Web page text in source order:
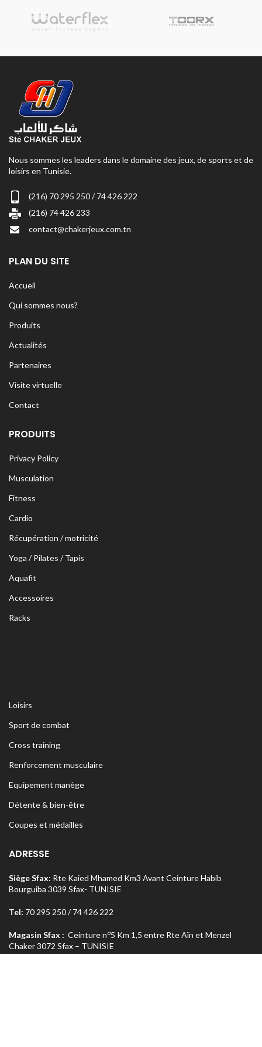
Nous sommes les leaders dans le domaine des jeux, de sports et de
loisirs en Tunisie.
(216) 70 295 250 / 74 426 222
(216) 74 426 233
contact@chakerjeux.com.tn
PLAN DU SITE
Accueil
Qui sommes nous?
Produits
Actualités
Partenaires
Visite virtuelle
Contact
PRODUITS
Privacy Policy
Musculation
Fitness
Cardio
Récupération / motricité
Yoga / Pilates / Tapis
Aquafit
Accessoires
Racks
Loisirs
Sport de combat
Cross training
Renforcement musculaire
Equipement manège
Détente & bien-être
Coupes et médailles
ADRESSE
Siège Sfax: Rte Kaied Mhamed Km3 Avant Ceinture Habib
Bourguiba 3039 Sfax- TUNISIE
Tel: 70 295 250 / 74 426 222
Magasin Sfax : Ceinture no5 Km 1,5 entre Rte Aïn et Menzel
Chaker 3072 Sfax – TUNISIE